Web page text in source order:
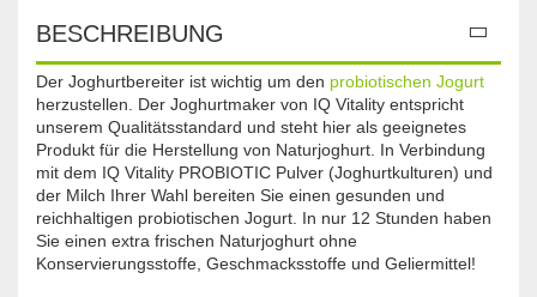
BESCHREIBUNG
Der Joghurtbereiter ist wichtig um den probiotischen Jogurt
herzustellen. Der Joghurtmaker von IQ Vitality entspricht
unserem Qualitätsstandard und steht hier als geeignetes
Produkt für die Herstellung von Naturjoghurt. In Verbindung
mit dem IQ Vitality PROBIOTIC Pulver (Joghurtkulturen) und
der Milch Ihrer Wahl bereiten Sie einen gesunden und
reichhaltigen probiotischen Jogurt. In nur 12 Stunden haben
Sie einen extra frischen Naturjoghurt ohne
Konservierungsstoffe, Geschmacksstoffe und Geliermittel!